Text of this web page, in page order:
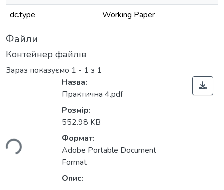
dc.type
Working Paper
Файли
Контейнер файлів
Зараз показуємо 1 - 1 з 1
Назва:
Практична 4.pdf
Розмір:
552.98 KB
Формат:
Adobe Portable Document
Format
Опис: